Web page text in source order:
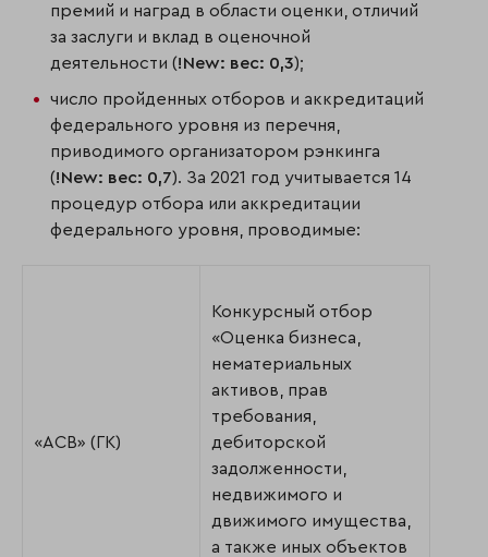
премий и наград в области оценки, отличий
за заслуги и вклад в оценочной
деятельности (!New: вес: 0,3);
число пройденных отборов и аккредитаций
федерального уровня из перечня,
приводимого организатором рэнкинга
(!New: вес: 0,7). За 2021 год учитывается 14
процедур отбора или аккредитации
федерального уровня, проводимые:
«АСВ» (ГК)
Конкурсный отбор
«Оценка бизнеса,
нематериальных
активов, прав
требования,
дебиторской
задолженности,
недвижимого и
движимого имущества,
а также иных объектов